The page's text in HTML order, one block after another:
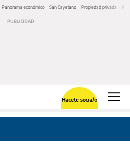
Panorama económico San Cayetano Propiedad privada
Hacete socia/o